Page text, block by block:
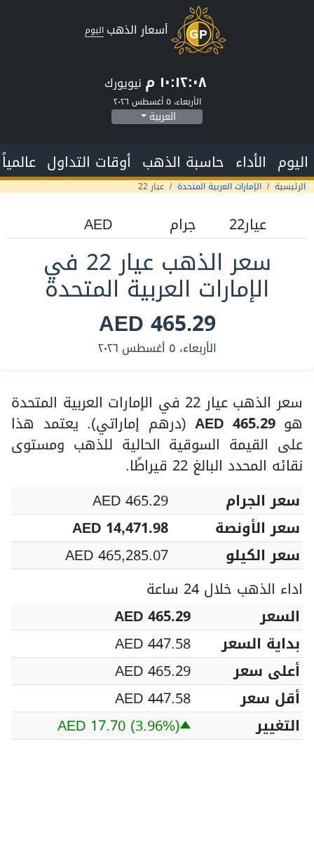
أسعار الذهب اليوم
١٠:١٢:٠٩ م نيويورك
الأربعاء، ٥ أغسطس ٢٠٢٦
العربية
اليوم الأداء حاسبة الذهب أوقات التداول عالمياً
الرئيسية الإمارات العربية المتحدة عيار 22
سعر الذهب عيار 22 في
الإمارات العربية المتحدة
AED 465.29
الأربعاء، ٥ أغسطس ٢٠٢٦
سعر الذهب عيار 22 في الإمارات العربية المتحدة
هوAED 465.29 (درهم إماراتي). يعتمد هذا
على القيمة السوقية الحالية للذهب ومستوى
نقائه المحدد البالغ 22 قيراطًا.
سعر الجرام
AED 465.29
سعر الأونصة
AED 14,471.98
سعر الكيلو
AED 465,285.07
اداء الذهب خلال 24 ساعة
السعر
AED 465.29
بداية السعر
AED 447.58
أعلى سعر
AED 465.29
أقل سعر
AED 447.58
التغيير
AED 17.70 (3.96%)